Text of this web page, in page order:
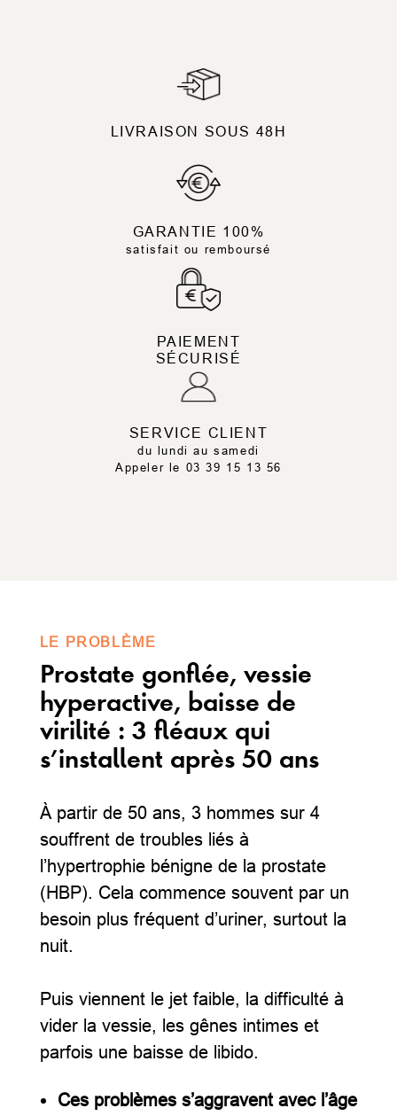
LIVRAISON SOUS 48H
GARANTIE 100%
satisfait ou remboursé
PAIEMENT
SÉCURISÉ
SERVICE CLIENT
du lundi au samedi
Appeler le 03 39 15 13 56
LE PROBLÈME
Prostate gonflée, vessie
hyperactive, baisse de
virilité : 3 fléaux qui
s’installent après 50 ans
À partir de 50 ans, 3 hommes sur 4
souffrent de troubles liés à
l’hypertrophie bénigne de la prostate
(HBP). Cela commence souvent par un
besoin plus fréquent d’uriner, surtout la
nuit.
Puis viennent le jet faible, la difficulté à
vider la vessie, les gênes intimes et
parfois une baisse de libido.
Ces problèmes s’aggravent avec l’âge